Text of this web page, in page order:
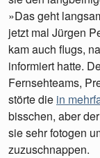
»Das geht
jetzt mal Jürgen
kam auch flugs,
informiert hatte.
Fernsehteams,
störte die in
bisschen, aber
sie sehr fotogen
zuzuschnappen.